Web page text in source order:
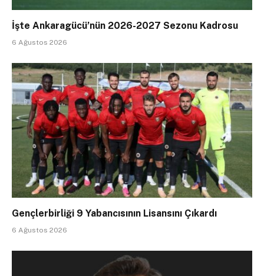
İşte Ankaragücü’nün 2026-2027 Sezonu Kadrosu
6 Ağustos 2026
Gençlerbirliği 9 Yabancısının Lisansını Çıkardı
6 Ağustos 2026